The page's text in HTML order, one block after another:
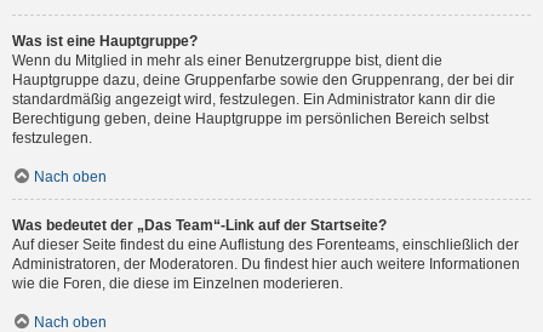
Was ist eine Hauptgruppe?
Wenn du Mitglied in mehr als einer Benutzergruppe bist, dient die
Hauptgruppe dazu, deine Gruppenfarbe sowie den Gruppenrang, der bei dir
standardmäßig angezeigt wird, festzulegen. Ein Administrator kann dir die
Berechtigung geben, deine Hauptgruppe im persönlichen Bereich selbst
festzulegen.
Nach oben
Was bedeutet der „Das Team“-Link auf der Startseite?
Auf dieser Seite findest du eine Auflistung des Forenteams, einschließlich der
Administratoren, der Moderatoren. Du findest hier auch weitere Informationen
wie die Foren, die diese im Einzelnen moderieren.
Nach oben